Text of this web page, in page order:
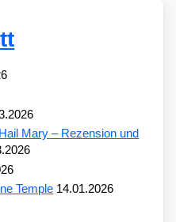
Mary – Rezension und
Temple 14.01.2026